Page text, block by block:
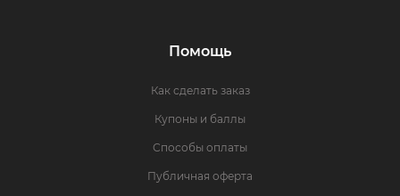
Помощь
Как сделать заказ
Купоны и баллы
Способы оплаты
Публичная оферта